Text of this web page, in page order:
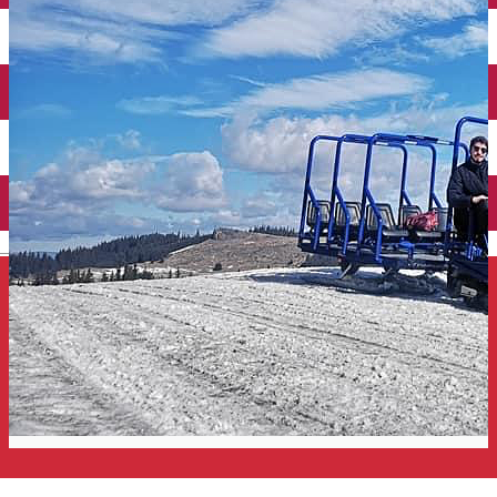
English
Închirieri auto
Închirieri de biciclete